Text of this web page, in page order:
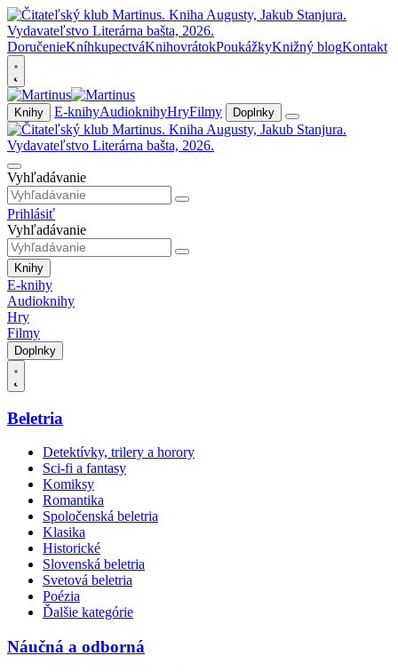
DoručenieKníhkupectváKnihovrátokPoukážkyKnižný blogKontakt
Knihy E-knihyAudioknihyHryFilmy Doplnky
Vyhľadávanie
Prihlásiť
Vyhľadávanie
Knihy
E-knihy
Audioknihy
Hry
Filmy
Doplnky
Beletria
Detektívky, trilery a horory
Sci-fi a fantasy
Komiksy
Romantika
Spoločenská beletria
Klasika
Historické
Slovenská beletria
Svetová beletria
Poézia
Ďalšie kategórie
Náučná a odborná